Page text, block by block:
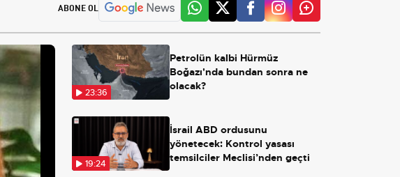
ABONE OL
23:36
Petrolün kalbi Hürmüz
Boğazı'nda bundan sonra ne
olacak?
19:24
İsrail ABD ordusunu
yönetecek: Kontrol yasası
temsilciler Meclisi’nden geçti